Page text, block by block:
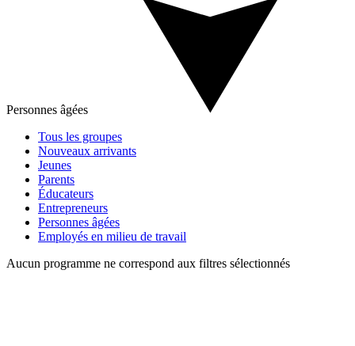
Personnes âgées
Tous les groupes
Nouveaux arrivants
Jeunes
Parents
Éducateurs
Entrepreneurs
Personnes âgées
Employés en milieu de travail
Aucun programme ne correspond aux filtres sélectionnés